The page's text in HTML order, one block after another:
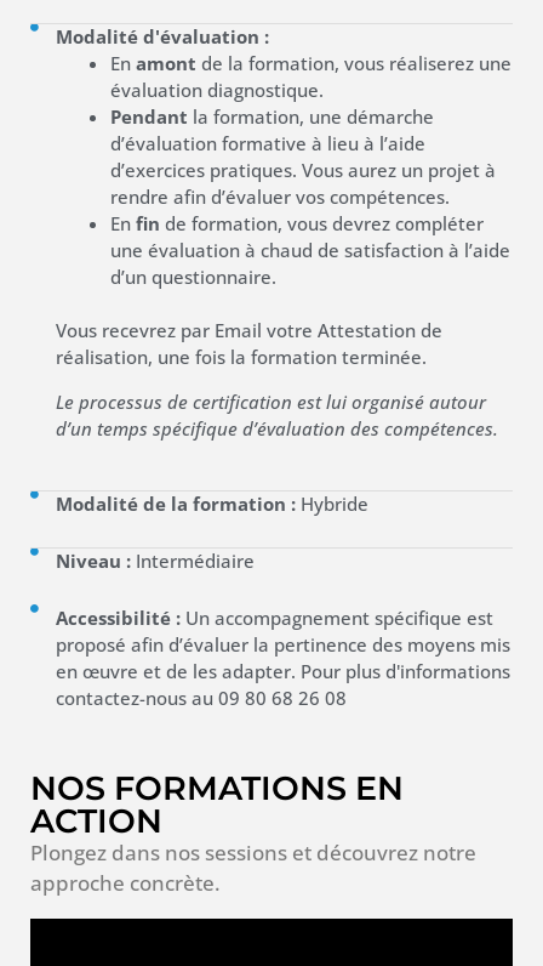
Modalité d'évaluation :
En amont de la formation, vous réaliserez une
évaluation diagnostique.
Pendant la formation, une démarche
d’évaluation formative à lieu à l’aide
d’exercices pratiques. Vous aurez un projet à
rendre afin d’évaluer vos compétences.
En fin de formation, vous devrez compléter
une évaluation à chaud de satisfaction à l’aide
d’un questionnaire.
Vous recevrez par Email votre Attestation de
réalisation, une fois la formation terminée.
Le processus de certification est lui organisé autour
d’un temps spécifique d’évaluation des compétences.
Modalité de la formation : Hybride
Niveau : Intermédiaire
Accessibilité : Un accompagnement spécifique est
proposé afin d’évaluer la pertinence des moyens mis
en œuvre et de les adapter. Pour plus d'informations
contactez-nous au 09 80 68 26 08
NOS FORMATIONS EN
ACTION
Plongez dans nos sessions et découvrez notre
approche concrète.